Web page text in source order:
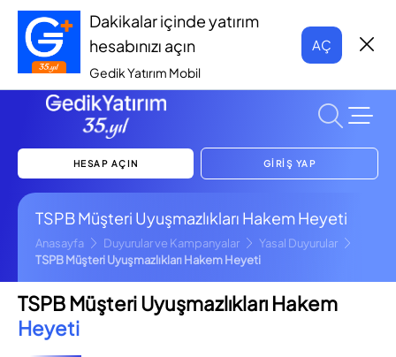
Dakikalar içinde yatırım
hesabınızı açın
Gedik Yatırım Mobil
AÇ
HESAP AÇIN GİRİŞ YAP
TSPB Müşteri Uyuşmazlıkları Hakem Heyeti
Anasayfa Duyurular ve Kampanyalar
Yasal Duyurular
TSPB Müşteri Uyuşmazlıkları Hakem Heyeti
TSPB Müşteri Uyuşmazlıkları Hakem
Heyeti